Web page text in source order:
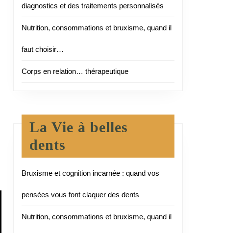
diagnostics et des traitements personnalisés
Nutrition, consommations et bruxisme, quand il
faut choisir…
Corps en relation… thérapeutique
La Vie à belles
dents
Bruxisme et cognition incarnée : quand vos
pensées vous font claquer des dents
Nutrition, consommations et bruxisme, quand il